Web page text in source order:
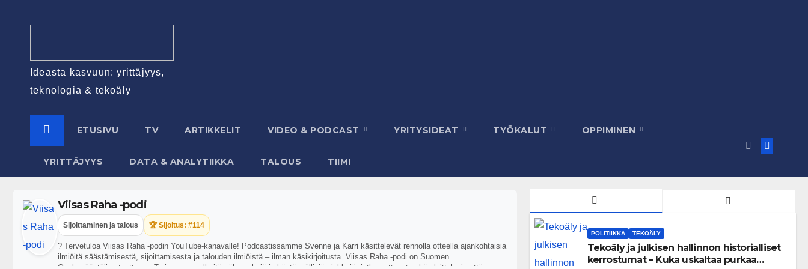
Ideasta kasvuun: yrittäjyys,
teknologia & tekoäly
ETUSIVU TV ARTIKKELIT VIDEO & PODCAST YRITYSIDEAT TYÖKALUT OPPIMINEN
YRITTÄJYYS DATA & ANALYTIIKKA TALOUS TIIMI
Viisas Raha -podi
Sijoittaminen ja talous 🏆 Sijoitus: #114
? Tervetuloa Viisas Raha -podin YouTube-kanavalle! Podcastissamme Svenne ja Karri käsittelevät rennolla otteella ajankohtaisia
ilmiöitä säästämisestä, sijoittamisesta ja talouden ilmiöistä – ilman käsikirjoitusta. Viisas Raha -podi on Suomen
POLITIIKKA TEKOÄLY
Tekoäly ja julkisen hallinnon historialliset
kerrostumat – Kuka uskaltaa purkaa